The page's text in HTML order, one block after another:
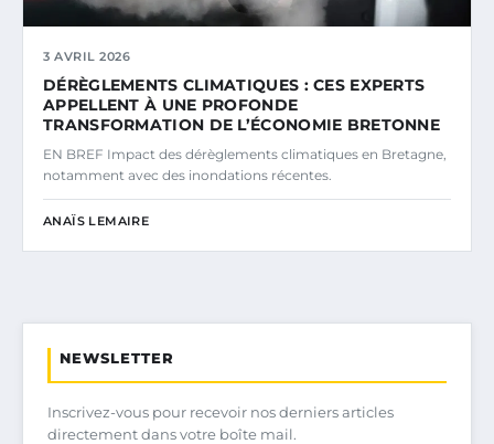
3 AVRIL 2026
DÉRÈGLEMENTS CLIMATIQUES : CES EXPERTS
APPELLENT À UNE PROFONDE
TRANSFORMATION DE L’ÉCONOMIE BRETONNE
EN BREF Impact des dérèglements climatiques en Bretagne,
notamment avec des inondations récentes.
ANAÏS LEMAIRE
NEWSLETTER
Inscrivez-vous pour recevoir nos derniers articles
directement dans votre boîte mail.